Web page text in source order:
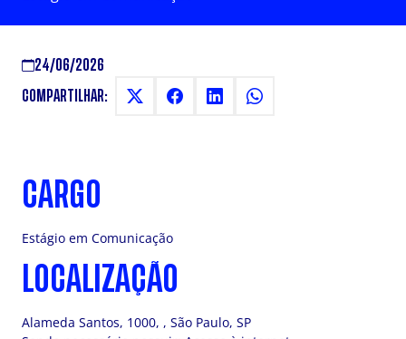
24/06/2026
COMPARTILHAR:
CARGO
Estágio em Comunicação
LOCALIZAÇÃO
Alameda Santos, 1000, , São Paulo, SP